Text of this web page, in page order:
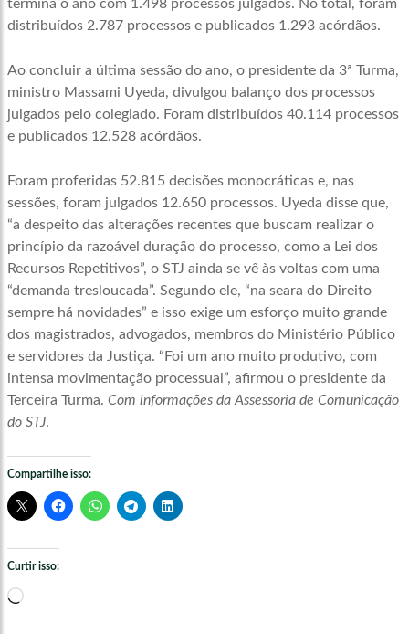
termina o ano com 1.498 processos julgados. No total, foram
distribuídos 2.787 processos e publicados 1.293 acórdãos.
Ao concluir a última sessão do ano, o presidente da 3ª Turma,
ministro Massami Uyeda, divulgou balanço dos processos
julgados pelo colegiado. Foram distribuídos 40.114 processos
e publicados 12.528 acórdãos.
Foram proferidas 52.815 decisões monocráticas e, nas
sessões, foram julgados 12.650 processos. Uyeda disse que,
“a despeito das alterações recentes que buscam realizar o
princípio da razoável duração do processo, como a Lei dos
Recursos Repetitivos”, o STJ ainda se vê às voltas com uma
“demanda tresloucada”. Segundo ele, “na seara do Direito
sempre há novidades” e isso exige um esforço muito grande
dos magistrados, advogados, membros do Ministério Público
e servidores da Justiça. “Foi um ano muito produtivo, com
intensa movimentação processual”, afirmou o presidente da
Terceira Turma. Com informações da Assessoria de Comunicação
do STJ.
Compartilhe isso:
Curtir isso:
Carregando...